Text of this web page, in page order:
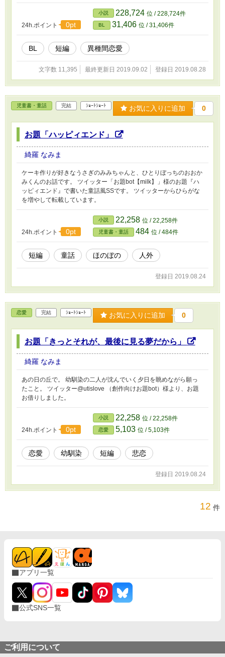
じゃあ子作りに励もうか 個人的にはBLと思って
書いていないのですが、ある程度BLに見えるか
と思い、カテゴリ、タグ設定しています。 小説
家になろうに同じ作品投稿します。 七話まで見
ていただけたら幸せの至です〜。
24h.ポイント 0pt
小説 228,724 位 / 228,724件
BL 31,406 位 / 31,406件
BL 短編 異種間恋愛
文字数 11,395 最終更新日 2019.09.02 登録日 2019.08.28
児童書・童話 完結 ｼｮｰﾄｼｮｰﾄ お気に入りに追加 0
お題「ハッピィエンド」
綺羅 なみま
ケーキ作りが好きなうさぎのみみちゃんと、ひとりぼっちのおおか
みくんのお話です。 ツイッター「お題bot【milk】」様のお題『ハ
ッピィエンド』で書いた童話風SSです。 ツイッターからひらがな
を増やして転載しています。
24h.ポイント 0pt
小説 22,258 位 / 22,258件
児童書・童話 484 位 / 484件
短編 童話 ほのぼの 人外
登録日 2019.08.24
恋愛 完結 ｼｮｰﾄｼｮｰﾄ お気に入りに追加 0
お題「きっとそれが、最後に見る夢だから」
綺羅 なみま
あの日の丘で。 幼馴染の二人が沈んでいく夕日を眺めながら願っ
たこと。 ツイッター@utislove （創作向けお題bot）様より、お題
お借りしました。
24h.ポイント 0pt
小説 22,258 位 / 22,258件
恋愛 5,103 位 / 5,103件
恋愛 幼馴染 短編 悲恋
登録日 2019.08.24
12 件
アプリ一覧
公式SNS一覧
ご利用について